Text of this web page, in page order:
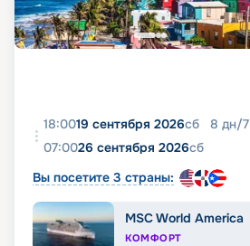
18:0019 сентября 2026сб 8 дн/7
07:0026 сентября 2026сб
Вы посетите 3 страны:
MSC World America
КОМФОРТ